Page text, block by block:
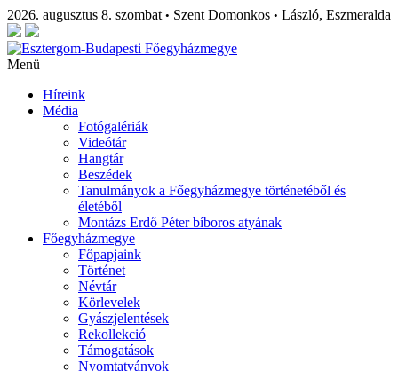
2026. augusztus 8. szombat • Szent Domonkos • László, Eszmeralda
Menü
Híreink
Média
Fotógalériák
Videótár
Hangtár
Beszédek
Tanulmányok a Főegyházmegye történetéből és
életéből
Montázs Erdő Péter bíboros atyának
Főegyházmegye
Főpapjaink
Történet
Névtár
Körlevelek
Gyászjelentések
Rekollekció
Támogatások
Nyomtatványok